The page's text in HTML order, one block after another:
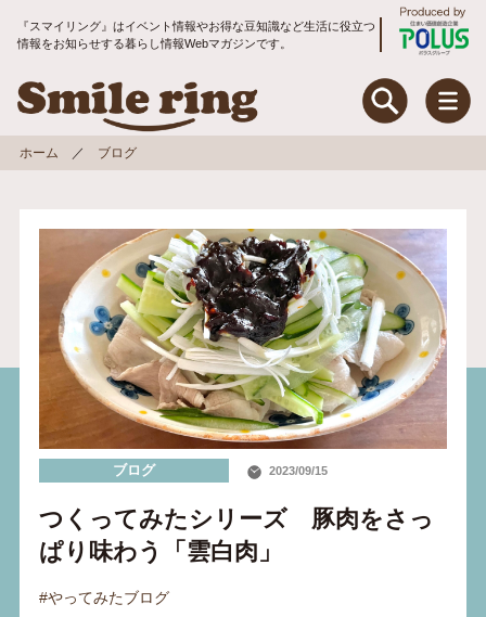
Smile ring
『スマイリング』はイベント情報やお得な豆知識など生活に役立つ
情報をお知らせする暮らし情報Webマガジンです。
Smile ring
住まいのお手入れ&リフォーム
暮らしのお役立ちコラム
地域コミュニティ
トピックス
入居者アンケート
運営会社
ホーム ブログ
ブログ 2023/09/15
つくってみたシリーズ 豚肉をさっ
ぱり味わう「雲白肉」
#やってみたブログ